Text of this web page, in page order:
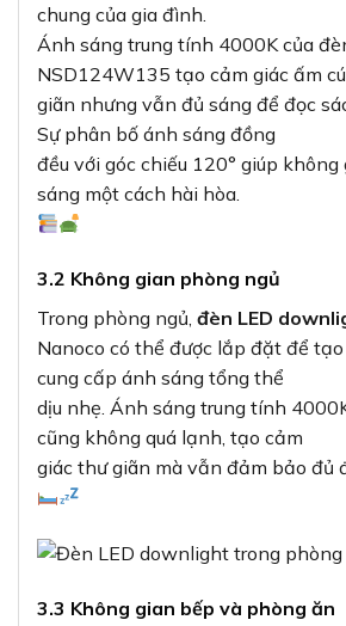
chung của gia đình.
Ánh sáng trung tính 4000K của
NSD124W135 tạo cảm giác ấm
giãn nhưng vẫn đủ sáng để đọc
Sự phân bố ánh sáng đồng
đều với góc chiếu 120° giúp không
sáng một cách hài hòa.
3.2 Không gian phòng ngủ
Trong phòng ngủ, đèn LED
Nanoco có thể được lắp đặt để
cung cấp ánh sáng tổng thể
dịu nhẹ. Ánh sáng trung tính
cũng không quá lạnh, tạo cảm
giác thư giãn mà vẫn đảm bảo đủ
3.3 Không gian bếp và phòng ăn